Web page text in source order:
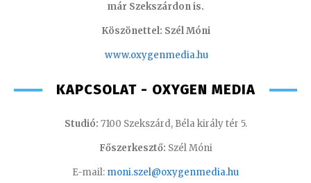
már Szekszárdon is.
Köszönettel: Szél Móni
www.oxygenmedia.hu
KAPCSOLAT - OXYGEN MEDIA
Studió: 7100 Szekszárd, Béla király tér 5.
Főszerkesztő: Szél Móni
E-mail: moni.szel@oxygenmedia.hu